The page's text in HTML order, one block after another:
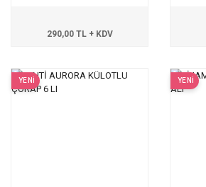
290,00 TL + KDV
YENİ YENİ